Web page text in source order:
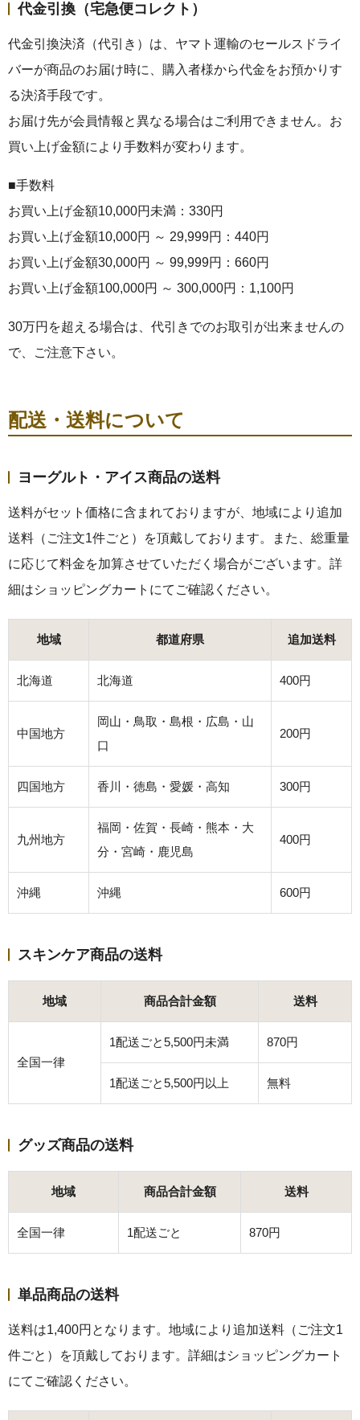
代金引換（宅急便コレクト）
代金引換決済（代引き）は、ヤマト運輸のセールスドライ
バーが商品のお届け時に、購入者様から代金をお預かりす
る決済手段です。
お届け先が会員情報と異なる場合はご利用できません。お
買い上げ金額により手数料が変わります。
■手数料
お買い上げ金額10,000円未満：330円
お買い上げ金額10,000円 ～ 29,999円：440円
お買い上げ金額30,000円 ～ 99,999円：660円
お買い上げ金額100,000円 ～ 300,000円：1,100円
30万円を超える場合は、代引きでのお取引が出来ませんの
で、ご注意下さい。
配送・送料について
ヨーグルト・アイス商品の送料
送料がセット価格に含まれておりますが、地域により追加
送料（ご注文1件ごと）を頂戴しております。また、総重量
に応じて料金を加算させていただく場合がございます。詳
細はショッピングカートにてご確認ください。
地域 都道府県 追加送料
北海道 北海道 400円
中国地方
岡山・鳥取・島根・広島・山
口
200円
四国地方 香川・徳島・愛媛・高知 300円
九州地方
福岡・佐賀・長崎・熊本・大
分・宮崎・鹿児島
400円
沖縄 沖縄 600円
スキンケア商品の送料
地域 商品合計金額 送料
全国一律
1配送ごと5,500円未満 870円
1配送ごと5,500円以上 無料
グッズ商品の送料
地域 商品合計金額 送料
全国一律 1配送ごと 870円
単品商品の送料
送料は1,400円となります。地域により追加送料（ご注文1
件ごと）を頂戴しております。詳細はショッピングカート
にてご確認ください。